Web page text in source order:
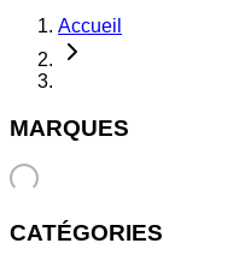
Accueil
MARQUES
CATÉGORIES